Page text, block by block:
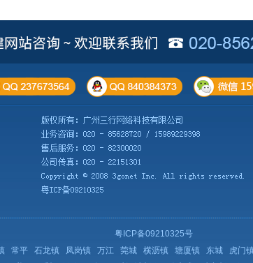
粤ICP备09210325号
常平 石龙镇 凤岗镇 万江 莞城 横沥镇 塘厦镇 东城 虎门